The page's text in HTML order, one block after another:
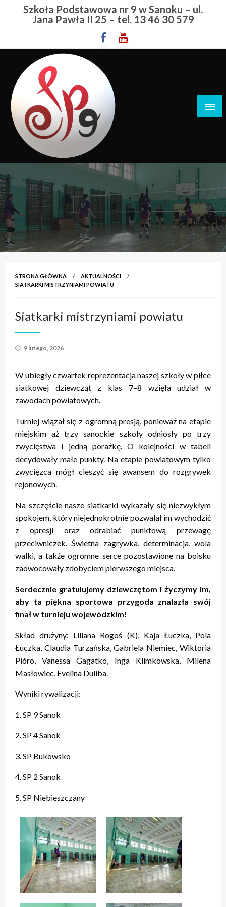
PrzejdźSzkoła Podstawowa nr 9 w Sanoku – ul.
Jana Pawła II 25 – tel. 13 46 30 579
Szkoła Podstawowa nr 9 w Sanoku
STRONA GŁÓWNA
AKTUALNOŚCI
SIATKARKI MISTRZYNIAMI POWIATU
Siatkarki mistrzyniami powiatu
Opublikowane
9 lutego, 2026
W ubiegły czwartek reprezentacja naszej szkoły w piłce
siatkowej dziewcząt z klas 7–8 wzięła udział w
zawodach powiatowych.
Turniej wiązał się z ogromną presją, ponieważ na etapie
miejskim aż trzy sanockie szkoły odniosły po trzy
zwycięstwa i jedną porażkę. O kolejności w tabeli
decydowały małe punkty. Na etapie powiatowym tylko
zwycięzca mógł cieszyć się awansem do rozgrywek
rejonowych.
Na szczęście nasze siatkarki wykazały się niezwykłym
spokojem, który niejednokrotnie pozwalał im wychodzić
z opresji oraz odrabiać punktową przewagę
przeciwniczek. Świetna zagrywka, determinacja, wola
walki, a także ogromne serce pozostawione na boisku
zaowocowały zdobyciem pierwszego miejsca.
Serdecznie gratulujemy dziewczętom i życzymy im,
aby ta piękna sportowa przygoda znalazła swój
finał w turnieju wojewódzkim!
Skład drużyny: Liliana Rogoś (K), Kaja Łuczka, Pola
Łuczka, Claudia Turzańska, Gabriela Niemiec, Wiktoria
Pióro, Vanessa Gagatko, Inga Klimkowska, Milena
Masłowiec, Evelina Duliba.
Wyniki rywalizacji:
1. SP 9 Sanok
2. SP 4 Sanok
3. SP Bukowsko
4. SP 2 Sanok
5. SP Niebieszczany